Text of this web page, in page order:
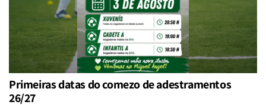
Primeiras datas do comezo de adestramentos
26/27